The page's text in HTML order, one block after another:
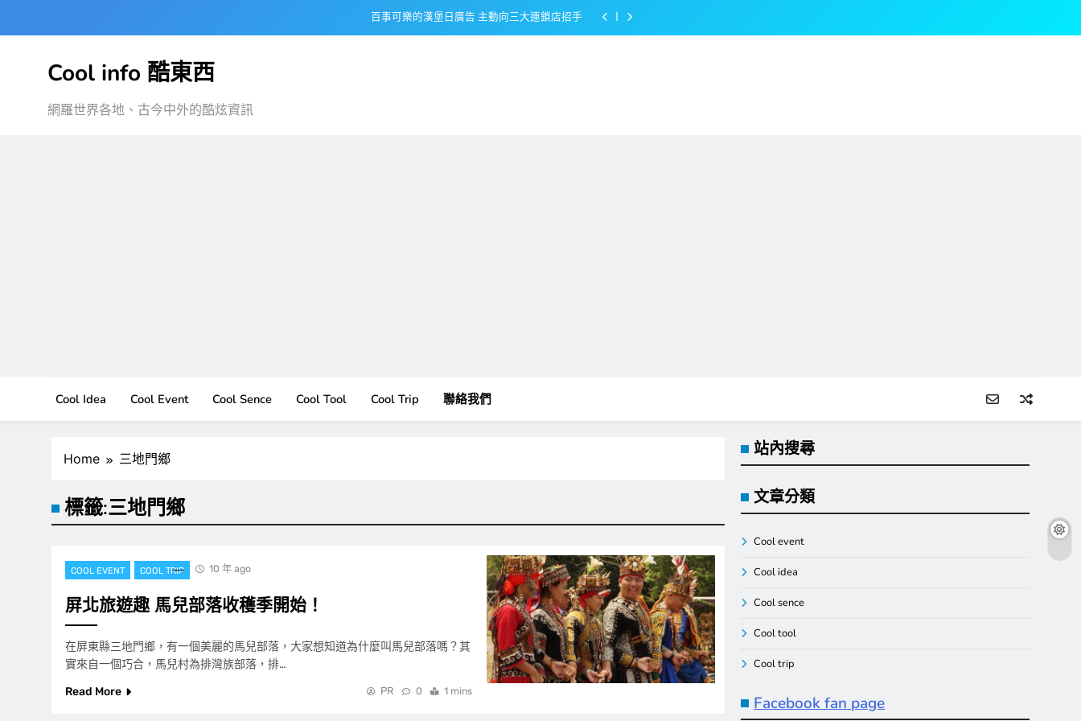
百事可樂的漢堡日廣告 主動向三大連鎖店招手
Cool info 酷東西
網羅世界各地、古今中外的酷炫資訊
Cool Idea Cool Event Cool Sence Cool Tool Cool Trip 聯絡我們
Home 三地門鄉
標籤:三地門鄉
COOL EVENT COOL TRIP 10 年 ago
屏北旅遊趣 馬兒部落收穫季開始！
在屏東縣三地門鄉，有一個美麗的馬兒部落，大家想知道為什麼叫馬兒部落嗎？其
實來自一個巧合，馬兒村為排灣族部落，排…
Read More
PR 0 1 mins
站內搜尋
文章分類
Cool event
Cool idea
Cool sence
Cool tool
Cool trip
Facebook fan page